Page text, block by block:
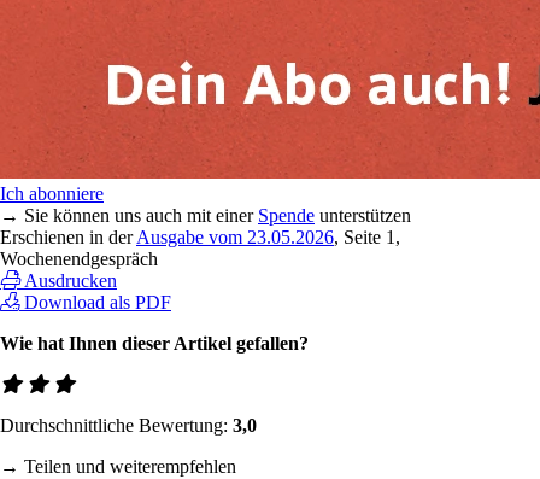
Ich abonniere
→ Sie können uns auch mit einer Spende unterstützen
Erschienen in derAusgabe vom 23.05.2026, Seite 1,
Wochenendgespräch
Ausdrucken
Download als PDF
Wie hat Ihnen dieser Artikel gefallen?
Durchschnittliche Bewertung: 3,0
→ Teilen und weiterempfehlen